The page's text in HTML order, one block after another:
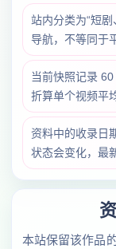
站内分类为“短
导航，不等同于
当前快照记录
折算单个视频平
资料中的收录日
状态会变化，最
本站保留该作品